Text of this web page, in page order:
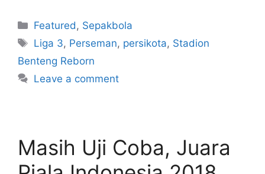
Featured, Sepakbola
Liga 3, Perseman, persikota, Stadion
Benteng Reborn
Leave a comment
Masih Uji Coba, Juara